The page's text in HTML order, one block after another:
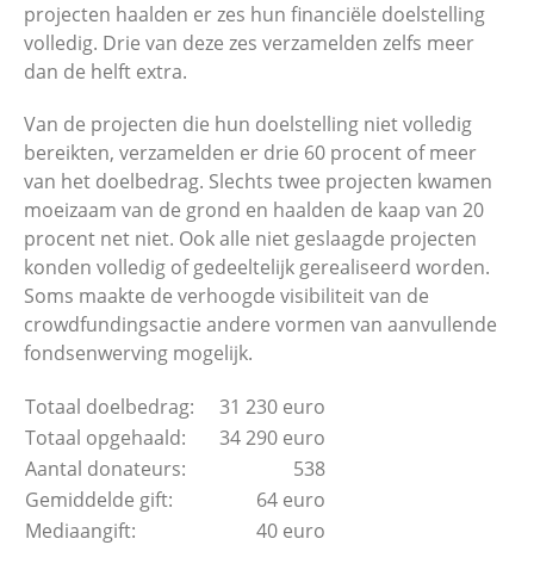
projecten haalden er zes hun financiële doelstelling
volledig. Drie van deze zes verzamelden zelfs meer
dan de helft extra.
Van de projecten die hun doelstelling niet volledig
bereikten, verzamelden er drie 60 procent of meer
van het doelbedrag. Slechts twee projecten kwamen
moeizaam van de grond en haalden de kaap van 20
procent net niet. Ook alle niet geslaagde projecten
konden volledig of gedeeltelijk gerealiseerd worden.
Soms maakte de verhoogde visibiliteit van de
crowdfundingsactie andere vormen van aanvullende
fondsenwerving mogelijk.
Totaal doelbedrag:
31 230 euro
Totaal opgehaald:
34 290 euro
Aantal donateurs:
538
Gemiddelde gift:
64 euro
Mediaangift:
40 euro